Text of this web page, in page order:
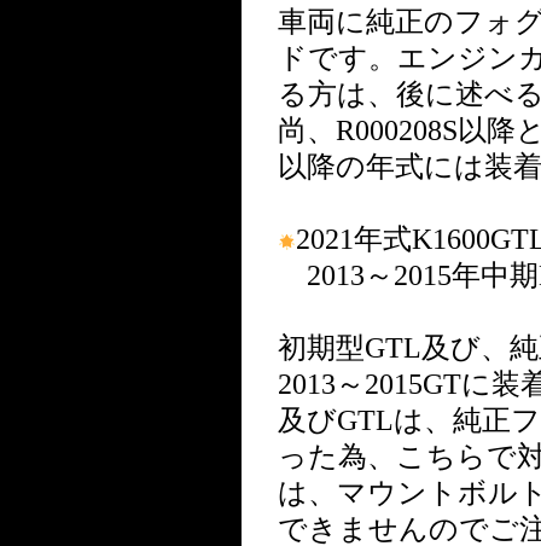
車両に純正のフォ
ドです。エンジン
る方は、後に述べ
尚、R000208S以
以降の年式には装
2021年式
2013～2015年中期
初期型GTL及び、
2013～2015GTに
及びGTLは、純正
った為、こちらで
は、マウントボル
できませんのでご